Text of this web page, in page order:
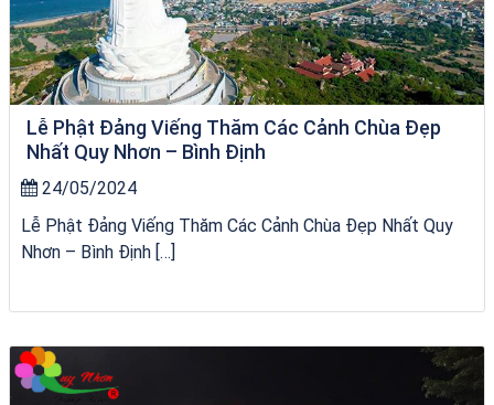
Lễ Phật Đảng Viếng Thăm Các Cảnh Chùa Đẹp
Nhất Quy Nhơn – Bình Định
24/05/2024
Lễ Phật Đảng Viếng Thăm Các Cảnh Chùa Đẹp Nhất Quy
Nhơn – Bình Định […]